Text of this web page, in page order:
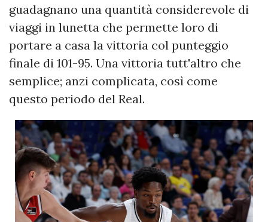
guadagnano una quantità considerevole di
viaggi in lunetta che permette loro di
portare a casa la vittoria col punteggio
finale di 101-95. Una vittoria tutt'altro che
semplice; anzi complicata, così come
questo periodo del Real.